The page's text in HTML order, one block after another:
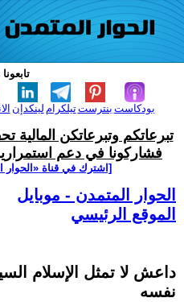
لينكدإن تيلكرامبنترست بودكاست
تبرعاتكم وتبرعاتكن المالية
فشاركونا في دعم
[اشترك في قناة ‫«الحوار
الحوار المتمدن - موبايل
الموقع الرئيسي
داعش لا تمثل الإسلام
نفسه